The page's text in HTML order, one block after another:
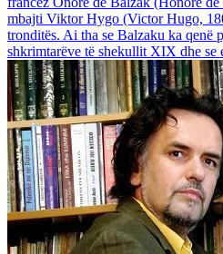
mbajti Viktor Hygo (Victor Hugo,
tronditës. Ai tha se Balzaku ka qenë
shkrimtarëve të shekullit XIX dhe se